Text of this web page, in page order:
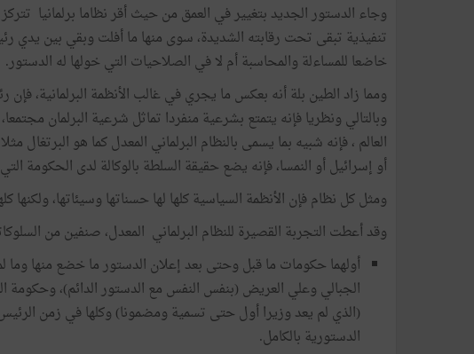
وجاء الدستور الجديد بتغيير في العمق من حيث أقر نظاما برلمانيا
تنفيذية تبقى تحت رقابته الشديدة، سوى منها ما أفلت وبقي بين يدي
خاضعا للمساءلة والمحاسبة أم لا في الصلاحيات التي خولها له الدستور.
ومما زاد الطين بلة أنه بعكس ما يجري في غالب الأنظمة البرلمانية،
وبالتالي ونظريا فإنه يتمتع بشرعية منفردا تماثل شرعية البرلمان
العالم ، فإنه شبيه بما يسمى بالنظام البرلماني المعدل كما هو البرتغال
أو إسرائيل أو النمسا، فإنه يضع حقيقة السلطة بالوكالة لدى الحكومة
ومثل كل نظام فإن الأنظمة السياسية كلها لها حسناتها وسيئاتها، ولكنها
وقد أعطت التجربة القصيرة للنظام البرلماني المعدل، صنفين من
أولهما حكومات ما قبل وحتى بعد إعلان الدستور ما خضع منها
الجبالي وعلي العريض (بنفس النفس مع الدستور الدائم)، وحكومة
(الذي لم يعد وزيرا أول حتى تسمية ومضمونا) وكلها في زمن
الدستورية بالكامل.